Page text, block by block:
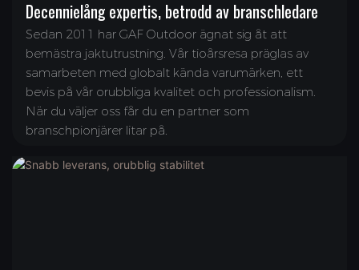
Decennielång expertis, betrodd av branschledare
Sedan 2011 har GAF Outdoor ägnat sig åt att
bemästra jaktutrustning. Vår tioårsresa präglas av
samarbeten med globalt kända varumärken, ett
bevis på vår orubbliga kvalitet och professionalism.
När du väljer oss får du en partner som
branschpionjärer litar på.